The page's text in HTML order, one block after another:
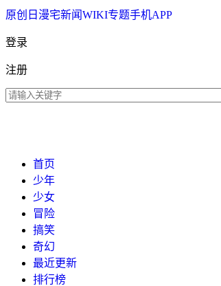
原创 日漫宅新闻WIKI专题手机APP
登录
注册
首页
少年
少女
冒险
搞笑
奇幻
最近更新
排行榜